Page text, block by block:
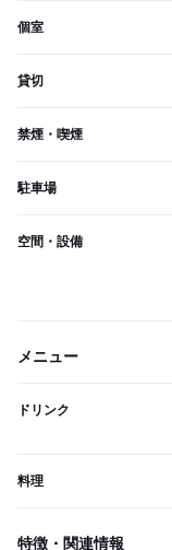
個室
貸切
禁煙・喫煙
駐車場
空間・設備
メニュー
ドリンク
料理
特徴・関連情報